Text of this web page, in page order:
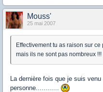
Mouss'
25 mai 2007
Effectivement tu as raison sur
mais ils ne sont pas nombreux !!!
La dernière fois que je suis
personne............